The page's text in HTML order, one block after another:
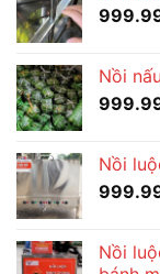
Nồi
Nồi
Nồi